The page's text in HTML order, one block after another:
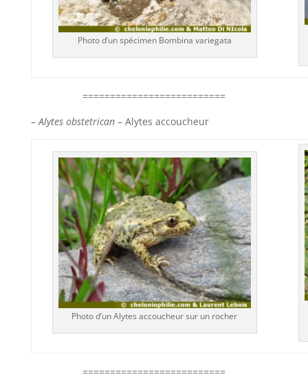
Photo d’un spécimen Bombina variegata
==========================
–Alytes obstetrican – Alytes accoucheur
Photo d’un Alytes accoucheur sur un rocher
==========================